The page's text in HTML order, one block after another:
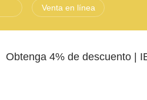
Venta en línea